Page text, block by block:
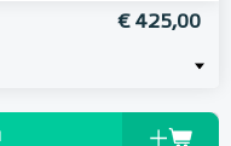
€ 425,00